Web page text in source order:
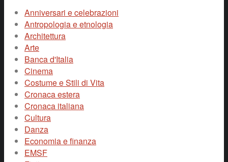
Anniversari e celebrazioni
Antropologia e etnologia
Architettura
Arte
Banca d'Italia
Cinema
Costume e Stili di Vita
Cronaca estera
Cronaca italiana
Cultura
Danza
Economia e finanza
EMSF